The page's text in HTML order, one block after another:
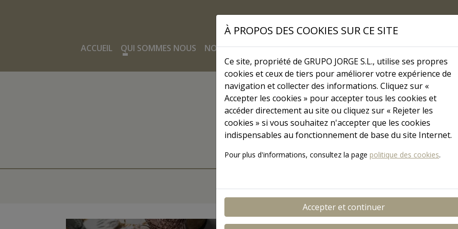
Navegación principal
ACCUEIL QUI SOMMES NOUS NOS PRODUITS R ET D ET
COMMUNICATION
Grupo Jorge TV
ACCUEIL VIDÉOS CATÉGORIES
Image Image
À PROPOS DES COOKIES SUR CE SITE
Ce site, propriété de GRUPO JORGE S.L., utilise ses propres
cookies et ceux de tiers pour améliorer votre expérience de
navigation et collecter des informations. Cliquez sur «
Accepter les cookies » pour accepter tous les cookies et
accéder directement au site ou cliquez sur « Rejeter les
cookies » si vous souhaitez n'accepter que les cookies
indispensables au fonctionnement de base du site Internet.
Pour plus d'informations, consultez la page politique des cookies.
Accepter et continuer